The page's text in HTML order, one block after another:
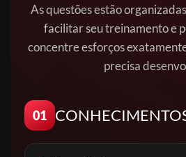
As questões estão
facilitar seu treinamento e
concentre esforços
precisa
01